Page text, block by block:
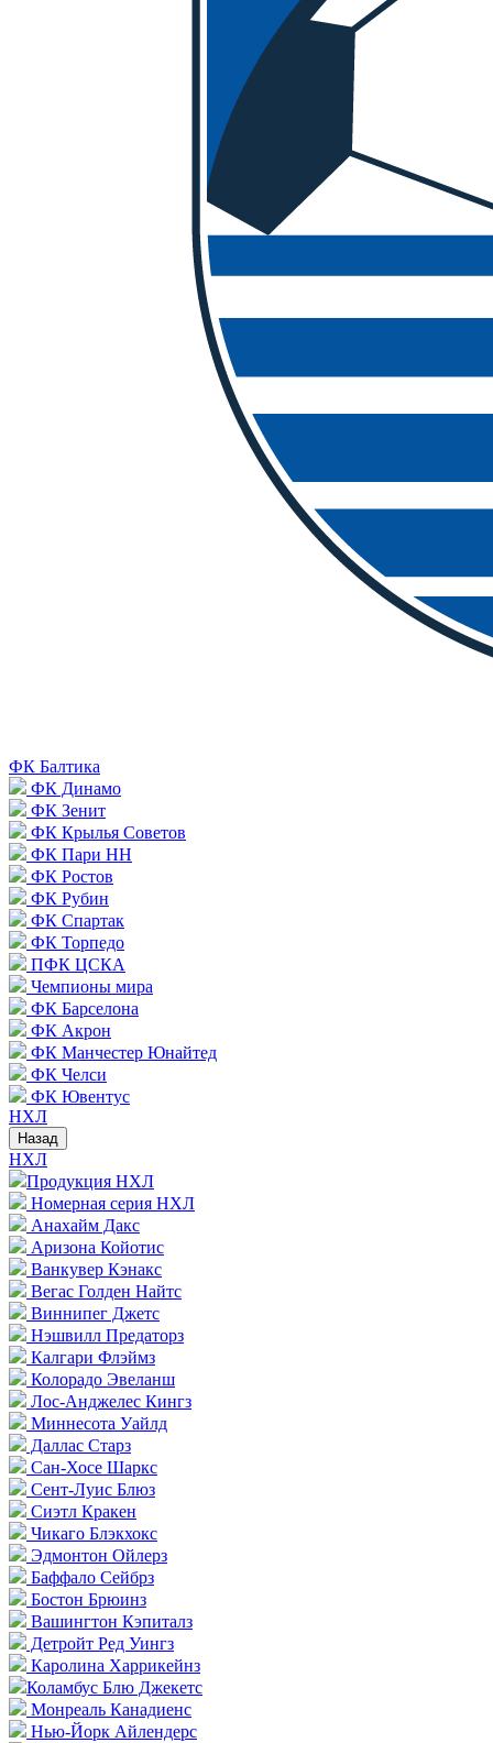
ФК Балтика
ФК Динамо
ФК Зенит
ФК Крылья Советов
ФК Пари НН
ФК Ростов
ФК Рубин
ФК Спартак
ФК Торпедо
ПФК ЦСКА
Чемпионы мира
ФК Барселона
ФК Акрон
ФК Манчестер Юнайтед
ФК Челси
ФК Ювентус
НХЛ
Назад
НХЛ
Продукция НХЛ
Номерная серия НХЛ
Анахайм Дакс
Аризона Койотис
Ванкувер Кэнакс
Вегас Голден Найтс
Виннипег Джетс
Нэшвилл Предаторз
Калгари Флэймз
Колорадо Эвеланш
Лос-Анджелес Кингз
Миннесота Уайлд
Даллас Старз
Сан-Хосе Шаркс
Сент-Луис Блюз
Сиэтл Кракен
Чикаго Блэкхокс
Эдмонтон Ойлерз
Баффало Сейбрз
Бостон Брюинз
Вашингтон Кэпиталз
Детройт Ред Уингз
Каролина Харрикейнз
Коламбус Блю Джекетс
Монреаль Канадиенс
Нью-Йорк Айлендерс